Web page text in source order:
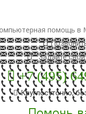
помощь в
Задайте
+7 (495)
Круглосуточно,